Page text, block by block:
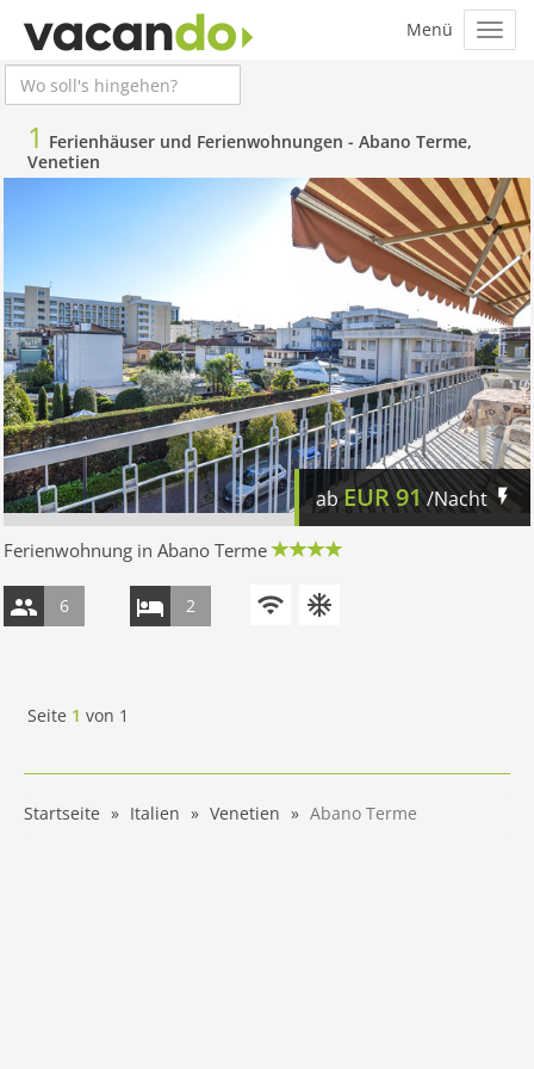
1 Ferienhäuser und Ferienwohnungen - Abano Terme,
Venetien
abEUR91/Nacht
Ferienwohnung in Abano Terme
6 2
Seite 1 von 1
Startseite Italien Venetien Abano Terme